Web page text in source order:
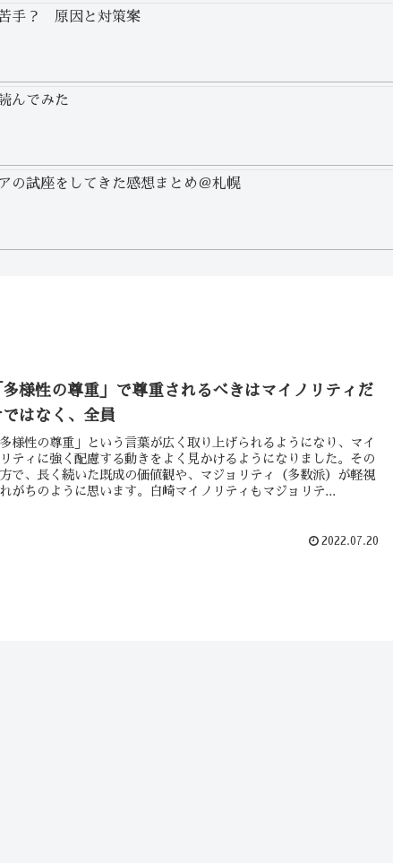
手？ 原因と対策案
んでみた
の試座をしてきた感想まとめ＠札幌
多様性の尊重」で尊重されるべきはマイノリティだ
ではなく、全員
多様性の尊重」という言葉が広く取り上げられるようになり、マイ
リティに強く配慮する動きをよく見かけるようになりました。その
で、長く続いた既成の価値観や、マジョリティ（多数派）が軽視
がちのように思います。白崎マイノリティもマジョリテ...
2022.07.20